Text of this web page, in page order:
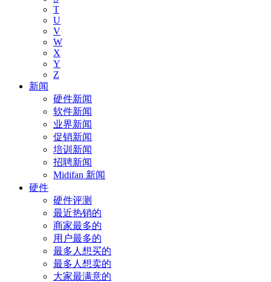
T
U
V
W
X
Y
Z
新闻
硬件新闻
软件新闻
业界新闻
促销新闻
培训新闻
招聘新闻
Midifan 新闻
硬件
硬件评测
最近热销的
商家最多的
用户最多的
最多人想买的
最多人想卖的
大家最满意的